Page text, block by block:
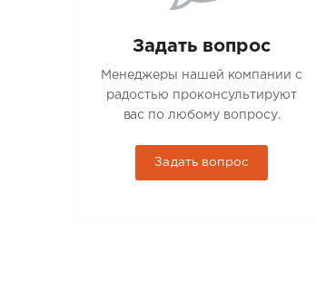
Задать вопрос
Менеджеры нашей компании с
радостью проконсультируют
вас по любому вопросу.
Задать вопрос